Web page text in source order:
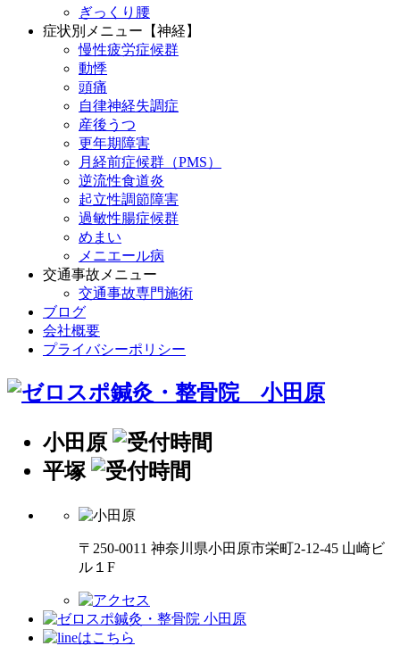
ぎっくり腰
症状別メニュー【神経】
慢性疲労症候群
動悸
頭痛
自律神経失調症
産後うつ
更年期障害
月経前症候群（PMS）
逆流性食道炎
起立性調節障害
過敏性腸症候群
めまい
メニエール病
交通事故メニュー
交通事故専門施術
ブログ
会社概要
プライバシーポリシー
小田原
平塚
〒250-0011 神奈川県小田原市栄町2-12-45 山崎ビ
ル１F